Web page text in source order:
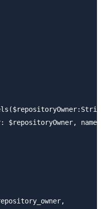
$repositoryOwner,